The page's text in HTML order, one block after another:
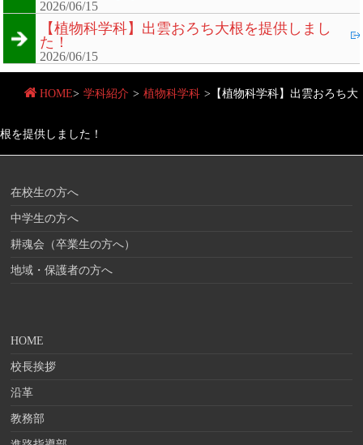
2026/06/15
【植物科学科】出雲おろち大根を提供しまし
た！
2026/06/15
HOME> 学科紹介 > 植物科学科 > 【植物科学科】出雲おろち大
根を提供しました！
在校生の方へ
中学生の方へ
耕魂会（卒業生の方へ）
地域・保護者の方へ
HOME
校長挨拶
沿革
教務部